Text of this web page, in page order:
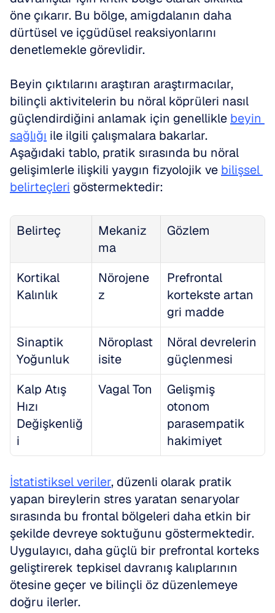
öne çıkarır. Bu bölge, amigdalanın daha
dürtüsel ve içgüdüsel reaksiyonlarını
denetlemekle görevlidir.
Beyin çıktılarını araştıran araştırmacılar,
bilinçli aktivitelerin bu nöral köprüleri nasıl
güçlendirdiğini anlamak için genellikle beyin
sağlığı ile ilgili çalışmalara bakarlar.
Aşağıdaki tablo, pratik sırasında bu nöral
gelişimlerle ilişkili yaygın fizyolojik ve bilişsel
belirteçleri göstermektedir:
Belirteç
Mekaniz
ma
Gözlem
Kortikal
Kalınlık
Nörojene
z
Prefrontal
kortekste artan
gri madde
Sinaptik
Yoğunluk
Nöroplast
isite
Nöral devrelerin
güçlenmesi
Kalp Atış
Hızı
Değişkenliğ
i
Vagal Ton
Gelişmiş
otonom
parasempatik
hakimiyet
İstatistiksel veriler, düzenli olarak pratik
yapan bireylerin stres yaratan senaryolar
sırasında bu frontal bölgeleri daha etkin bir
şekilde devreye soktuğunu göstermektedir.
Uygulayıcı, daha güçlü bir prefrontal korteks
geliştirerek tepkisel davranış kalıplarının
ötesine geçer ve bilinçli öz düzenlemeye
doğru ilerler.